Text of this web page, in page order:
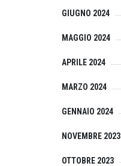
GIUGNO 2024
MAGGIO 2024
APRILE 2024
MARZO 2024
GENNAIO 2024
NOVEMBRE 2023
OTTOBRE 2023